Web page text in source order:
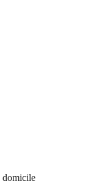
domicile